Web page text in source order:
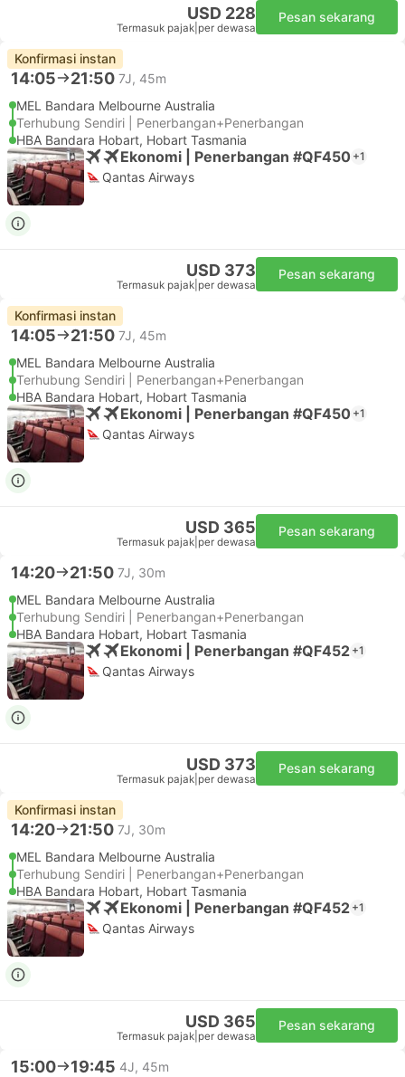
USD 228
Termasuk pajak per dewasa
Pesan sekarang
Konfirmasi instan
14:05 21:50 7J, 45m
MEL Bandara Melbourne Australia
Terhubung Sendiri | Penerbangan+Penerbangan
HBA Bandara Hobart, Hobart Tasmania
Ekonomi | Penerbangan #QF450 +1
Qantas Airways
USD 373
Termasuk pajak per dewasa
Pesan sekarang
Konfirmasi instan
14:05 21:50 7J, 45m
MEL Bandara Melbourne Australia
Terhubung Sendiri | Penerbangan+Penerbangan
HBA Bandara Hobart, Hobart Tasmania
Ekonomi | Penerbangan #QF450 +1
Qantas Airways
USD 365
Termasuk pajak per dewasa
Pesan sekarang
14:20 21:50 7J, 30m
MEL Bandara Melbourne Australia
Terhubung Sendiri | Penerbangan+Penerbangan
HBA Bandara Hobart, Hobart Tasmania
Ekonomi | Penerbangan #QF452 +1
Qantas Airways
USD 373
Termasuk pajak per dewasa
Pesan sekarang
Konfirmasi instan
14:20 21:50 7J, 30m
MEL Bandara Melbourne Australia
Terhubung Sendiri | Penerbangan+Penerbangan
HBA Bandara Hobart, Hobart Tasmania
Ekonomi | Penerbangan #QF452 +1
Qantas Airways
USD 365
Termasuk pajak per dewasa
Pesan sekarang
15:00 19:45 4J, 45m